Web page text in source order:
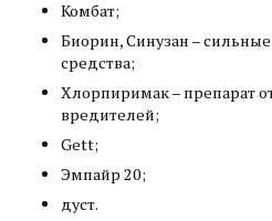
Комбат;
Биорин, Синузан –
средства;
Хлорпиримак – препарат
вредителей;
Gett;
Эмпайр 20;
дуст.